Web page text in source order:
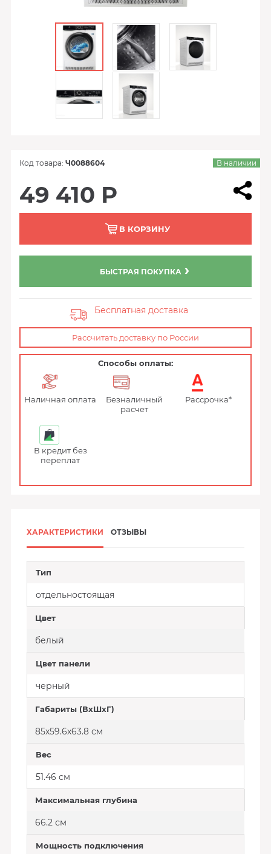
Код товара: Ч0088604 В наличии
49 410 Р
В КОРЗИНУ
БЫСТРАЯ ПОКУПКА
Бесплатная доставка
Рассчитать доставку по России
Способы оплаты:
Наличная оплата
Безналичный
расчет
Рассрочка*
В кредит без
переплат
ХАРАКТЕРИСТИКИ ОТЗЫВЫ
Тип
отдельностоящая
Цвет
белый
Цвет панели
черный
Габариты (ВхШхГ)
85х59.6х63.8 см
Вес
51.46 см
Максимальная глубина
66.2 см
Мощность подключения